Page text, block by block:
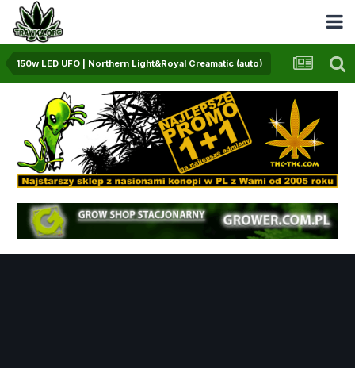
150w LED UFO | Northern Light&Royal Creamatic (auto)